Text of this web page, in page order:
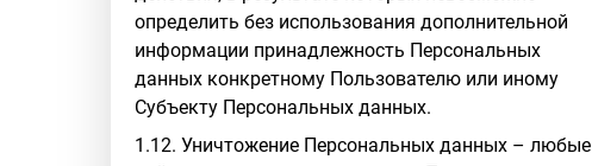
определить без использования дополнительной
информации принадлежность Персональных
данных конкретному Пользователю или иному
Субъекту Персональных данных.
1.12. Уничтожение Персональных данных – любые